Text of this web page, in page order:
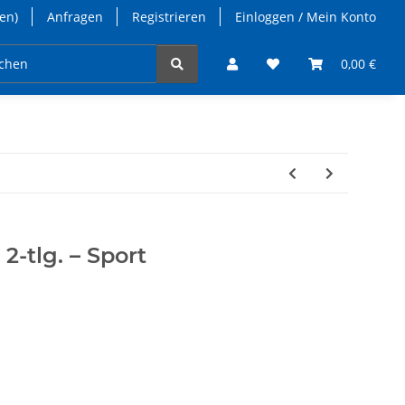
Anfragen Registrieren Einloggen / Mein Konto
0,00 €
tlg. – Sport